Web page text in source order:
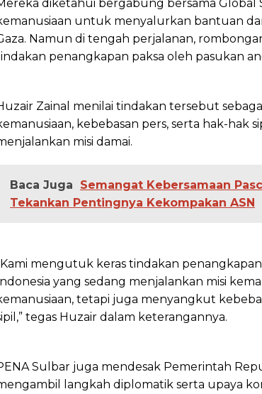
diketahui bergabung bersama Global
untuk menyalurkan bantuan
Namun di tengah perjalanan,
penangkapan paksa oleh pasukan
Zainal menilai tindakan tersebut
kebebasan pers, serta hak-hak
misi damai.
Baca Juga
Semangat Kebersamaan
Tekankan Pentingnya Kekompakan ASN
mengutuk keras tindakan
yang sedang menjalankan misi
tetapi juga menyangkut
tegas Huzair dalam keterangannya.
Sulbar juga mendesak Pemerintah
langkah diplomatik serta upaya